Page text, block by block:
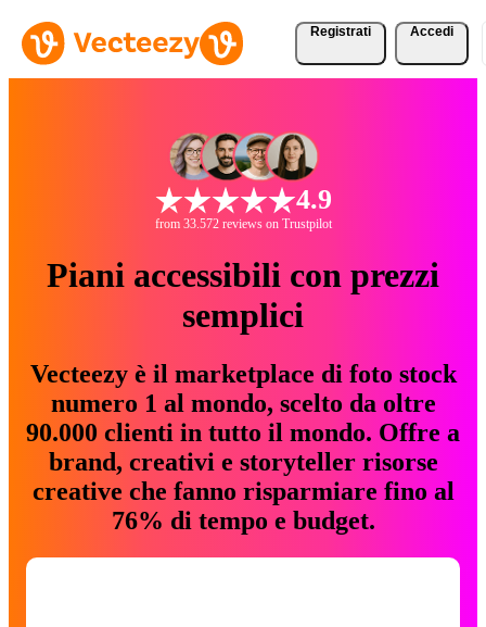
Registrati Accedi
4.9
from 33.572 reviews on Trustpilot
Piani accessibili con prezzi
semplici
Vecteezy è il marketplace di foto stock
numero 1 al mondo, scelto da oltre
90.000 clienti in tutto il mondo. Offre a
brand, creativi e storyteller risorse
creative che fanno risparmiare fino al
76% di tempo e budget.